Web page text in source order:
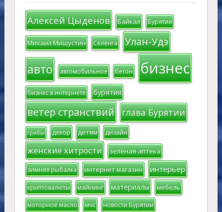
Алексей Цыденов Байкал Бурятия
Михаил Мишустин Селенга Улан-Удэ
авто автомобильное бетон бизнес
бизнес в интернете бурятия
ветер странствий глава Бурятии
грибы декор детям дизайн
женские хитрости зеленая аптека
зимняя рыбалка интернет магазин интерьер
криптовалюты майнинг материалы мебель
моторное масло мчс новости Бурятии